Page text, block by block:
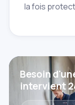
la fois
Besoin
intervient